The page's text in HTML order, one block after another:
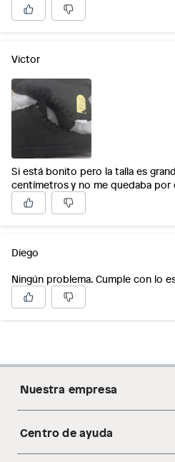
Victor
Si está bonito pero la talla es
centímetros y no me quedaba
Diego
Ningún problema. Cumple con lo
Nuestra empresa
Acerca de nosotros
Centro de ayuda